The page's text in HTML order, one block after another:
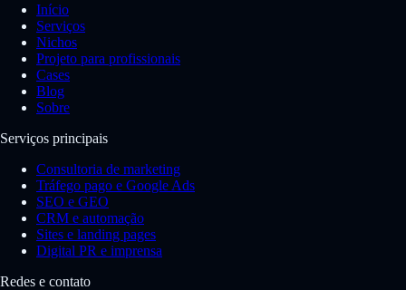
Início
Serviços
Nichos
Projeto para profissionais
Cases
Blog
Sobre
Serviços principais
Consultoria de marketing
Tráfego pago e Google Ads
SEO e GEO
CRM e automação
Sites e landing pages
Digital PR e imprensa
Redes e contato